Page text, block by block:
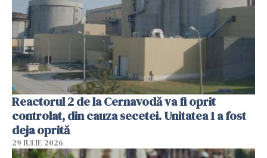
Reactorul 2 de la Cernavodă va fi oprit
controlat, din cauza secetei. Unitatea 1 a fost
deja oprită
29 IULIE 2026